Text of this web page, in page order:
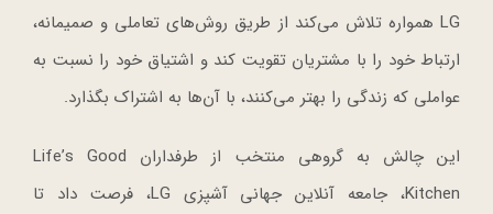
LG همواره تلاش می‌کند از طریق روش‌های تعاملی و صمیمانه،
ارتباط خود را با مشتریان تقویت کند و اشتیاق خود را نسبت به
عواملی که زندگی را بهتر می‌کنند، با آن‌ها به اشتراک بگذارد.
این چالش به گروهی منتخب از طرفداران Life’s Good
Kitchen، جامعه آنلاین جهانی آشپزی LG، فرصت داد تا